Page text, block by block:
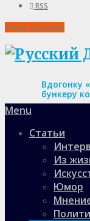
RSS
Пожертвования
Вдогонку
бункеру
Menu
Статьи
Из
Юмор